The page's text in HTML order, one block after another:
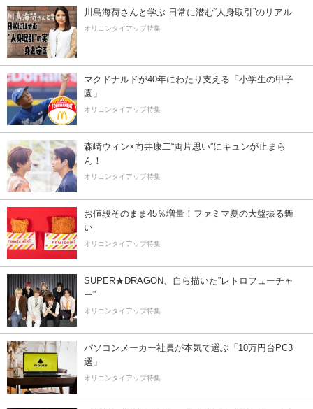
川島海荷さんと学ぶ 日常に潜む“人身取引”のリアル
オリコンタイアップ特集
マクドナルドが40年にわたり支える「小学生の甲子
園」
オリコンタイアップ特集
森崎ウィン×向井康二“両片思い”にキュンが止まら
ん！
オリコンタイアップ特集
お値段そのまま45％増量！ファミマ夏の大盤振る舞
い
オリコンタイアップ特集
SUPER★DRAGON、自ら描いた”レトロフューチャ
ー”
オリコンタイアップ特集
パソコンメーカー社員が本気で選ぶ「10万円台PC3
選」
オリコンタイアップ特集